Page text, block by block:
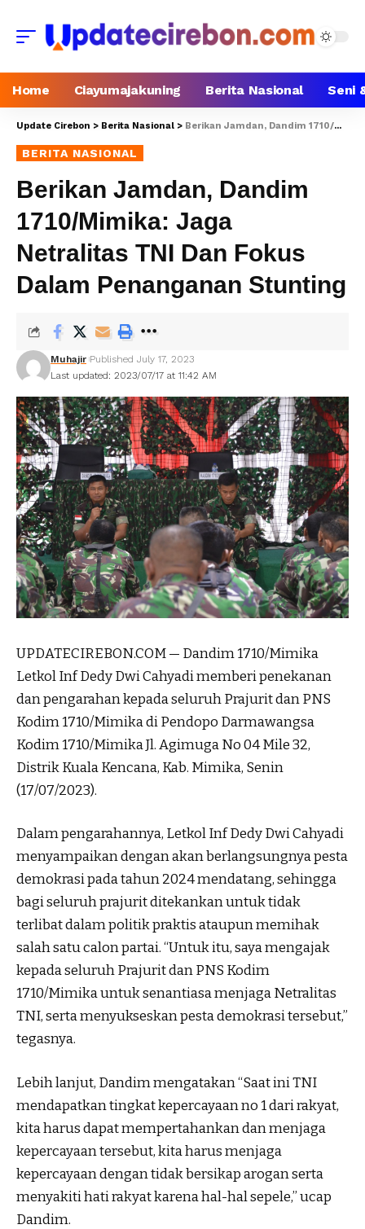
Home Ciayumajakuning Berita Nasional Seni
Update Cirebon > Berita Nasional > Berikan Jamdan, Dandim 1710/Mimika: Jaga Netralitas TNI Dan Fokus Dalam Penanganan Stunting
BERITA NASIONAL
Berikan Jamdan, Dandim
1710/Mimika: Jaga
Netralitas TNI Dan Fokus
Dalam Penanganan Stunting
Last updated: 2023/07/17 at 11:42 AM
Muhajir Published July 17, 2023
UPDATECIREBON.COM — Dandim 1710/Mimika
Letkol Inf Dedy Dwi Cahyadi memberi penekanan
dan pengarahan kepada seluruh Prajurit dan PNS
Kodim 1710/Mimika di Pendopo Darmawangsa
Kodim 1710/Mimika Jl. Agimuga No 04 Mile 32,
Distrik Kuala Kencana, Kab. Mimika, Senin
(17/07/2023).
Dalam pengarahannya, Letkol Inf Dedy Dwi Cahyadi
menyampaikan dengan akan berlangsungnya pesta
demokrasi pada tahun 2024 mendatang, sehingga
bagi seluruh prajurit ditekankan untuk tidak
terlibat dalam politik praktis ataupun memihak
salah satu calon partai. “Untuk itu, saya mengajak
kepada seluruh Prajurit dan PNS Kodim
1710/Mimika untuk senantiasa menjaga Netralitas
TNI, serta menyukseskan pesta demokrasi tersebut,”
tegasnya.
Lebih lanjut, Dandim mengatakan “Saat ini TNI
mendapatkan tingkat kepercayaan no 1 dari rakyat,
kita harus dapat mempertahankan dan menjaga
kepercayaan tersebut, kita harus menjaga
kepercayaan dengan tidak bersikap arogan serta
menyakiti hati rakyat karena hal-hal sepele,’’ ucap
Dandim.